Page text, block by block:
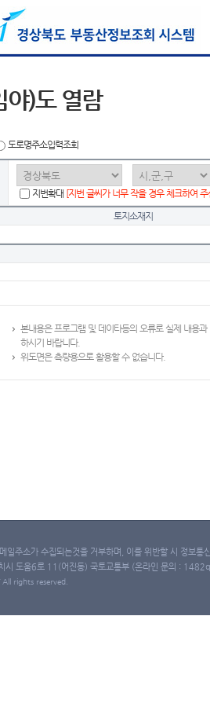
야)도 열람
도로명주소입력조회
지번확대 [지번 글씨가 너무 작을 경우 체크하여 주
토지소재지
본내용은 프로그램 및 데이타등의 오류로 실제 내용
하시기 바랍니다.
위도면은 측량용으로 활용할 수 없습니다.
일주소가 수집되는것을 거부하며, 이를 위반할 시 정보통
시 도움6로 11(어진동) 국토교통부 (온라인 문의 :
rights reserved.